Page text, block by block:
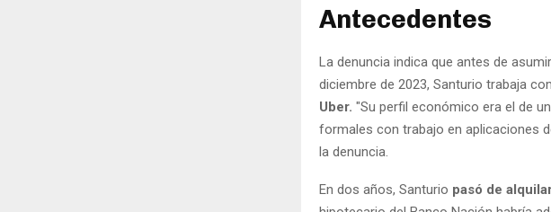
Antecedentes
La denuncia indica que antes de
diciembre de 2023, Santurio trabaja
Uber. "Su perfil económico era el de
formales con trabajo en aplicaciones
la denuncia.
En dos años, Santurio pasó de